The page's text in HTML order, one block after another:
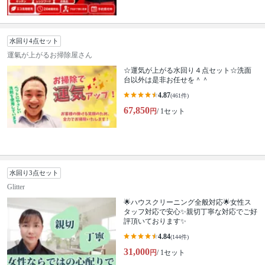
水回り4点セット
運氣が上がるお掃除屋さん
☆運気が上がる水回り４点セット☆洗面
台以外は是非お任せを＾＾
4.87(461件)
67,850円/ 1セット
水回り3点セット
Glitter
🌟ハウスクリーニング全般対応🌟女性ス
タッフ対応で安心✨親切丁寧な対応でご好
評頂いております✨
4.84(144件)
31,000円/ 1セット